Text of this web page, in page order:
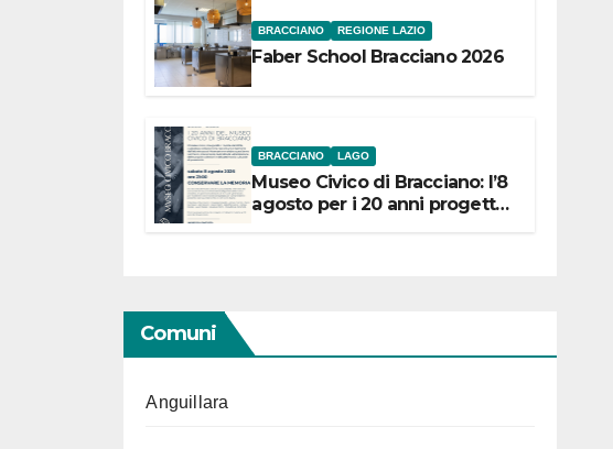
BRACCIANO REGIONE LAZIO
Faber School Bracciano 2026
BRACCIANO LAGO
Museo Civico di Bracciano: l’8
agosto per i 20 anni progetto
Comuni
Anguillara